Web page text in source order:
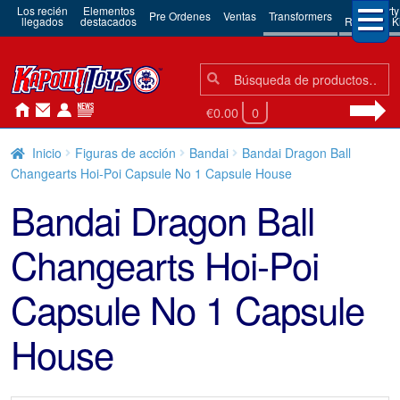
Los recién
llegados
Elementos
destacados Pre Ordenes Ventas Transformers 3rd Party
Robots &
Búsqueda:
Búsqueda
€0.00 0
Inicio Figuras de acción Bandai
Bandai Dragon Ball
Changearts Hoi-Poi Capsule No 1 Capsule House
Bandai Dragon Ball
Changearts Hoi-Poi
Capsule No 1 Capsule
House